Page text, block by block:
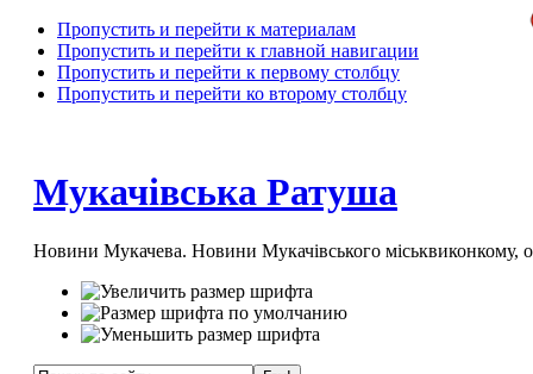
Пропустить и перейти к материалам
Пропустить и перейти к главной навигации
Пропустить и перейти к первому столбцу
Пропустить и перейти ко второму столбцу
Мукачівська Ратуша
Новини Мукачева. Новини Мукачівського міськвиконкому,